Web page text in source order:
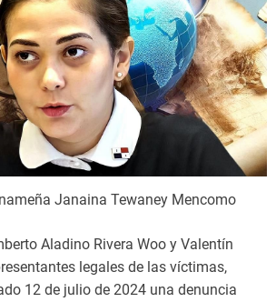
Janaina Tewaney Mencomo
Aladino Rivera Woo y Valentín
legales de las víctimas,
12 de julio de 2024 una denuncia